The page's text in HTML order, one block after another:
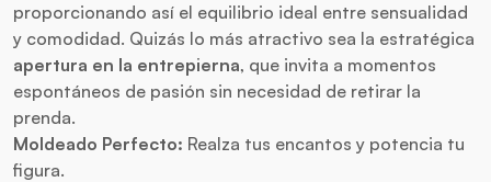
proporcionando así el equilibrio ideal entre sensualidad
y comodidad. Quizás lo más atractivo sea la estratégica
apertura en la entrepierna, que invita a momentos
espontáneos de pasión sin necesidad de retirar la
prenda.
Moldeado Perfecto: Realza tus encantos y potencia tu
figura.